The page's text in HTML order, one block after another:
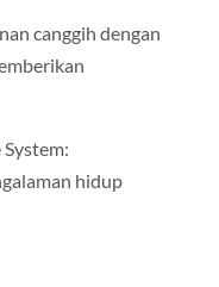
canggih dengan
hidup